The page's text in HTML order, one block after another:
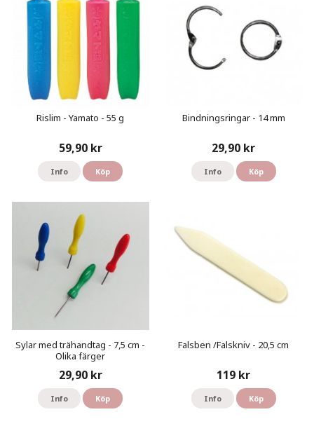
Rislim - Yamato - 55 g
59,90 kr
Info Köp
Bindningsringar - 14 mm
29,90 kr
Info Köp
Sylar med trähandtag - 7,5 cm -
Olika färger
29,90 kr
Info Köp
Falsben /Falskniv - 20,5 cm
119 kr
Info Köp